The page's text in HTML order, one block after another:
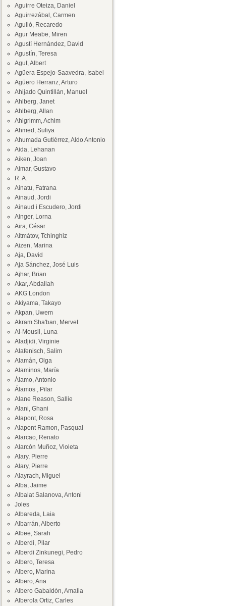
Aguirre Oteiza, Daniel
Aguirrezábal, Carmen
Agulló, Recaredo
Agur Meabe, Miren
Agustí Hernández, David
Agustín, Teresa
Agut, Albert
Agüera Espejo-Saavedra, Isabel
Agüero Herranz, Arturo
Ahijado Quintillán, Manuel
Ahlberg, Janet
Ahlberg, Allan
Ahlgrimm, Achim
Ahmed, Sufiya
Ahumada Gutiérrez, Aldo Antonio
Aida, Lehanan
Aiken, Joan
Aimar, Gustavo
R. A.
Ainatu, Fatrana
Ainaud, Jordi
Ainaud i Escudero, Jordi
Ainger, Lorna
Aira, César
Aitmátov, Tchinghiz
Aizen, Marina
Aja, David
Aja Sánchez, José Luis
Ajhar, Brian
Akar, Abdallah
AKG London
Akiyama, Takayo
Akpan, Uwem
Akram Sha'ban, Mervet
Al-Mousli, Luna
Aladjidi, Virginie
Alafenisch, Salim
Alamán, Olga
Alaminos, María
Álamo, Antonio
Álamos , Pilar
Alane Reason, Sallie
Alani, Ghani
Alapont, Rosa
Alapont Ramon, Pasqual
Alarcao, Renato
Alarcón Muñoz, Violeta
Alary, Pierre
Alary, Pierre
Alayrach, Miguel
Alba, Jaime
Albalat Salanova, Antoni
Joles
Albareda, Laia
Albarrán, Alberto
Albee, Sarah
Alberdi, Pilar
Alberdi Zinkunegi, Pedro
Albero, Teresa
Albero, Marina
Albero, Ana
Albero Gabaldón, Amalia
Alberola Ortiz, Carles